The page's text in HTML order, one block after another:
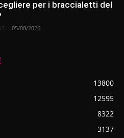
per i braccialetti del
- 05/08/2026
13800
12595
8322
3137